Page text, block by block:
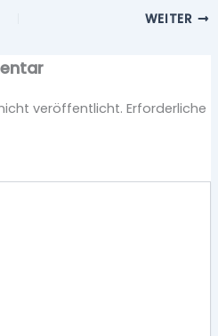
WEITER
veröffentlicht. Erforderliche